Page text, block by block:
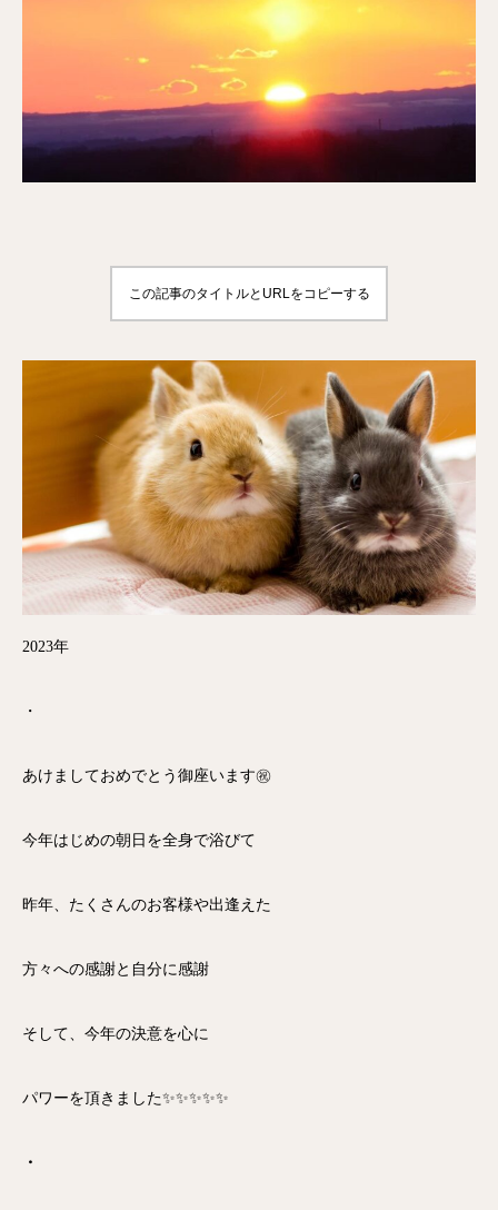
この記事のタイトルとURLをコピーする
2023年
・
あけましておめでとう御座います㊗️
今年はじめの朝日を全身で浴びて
昨年、たくさんのお客様や出逢えた
方々への感謝と自分に感謝
そして、今年の決意を心に
パワーを頂きました✨✨✨✨✨
・